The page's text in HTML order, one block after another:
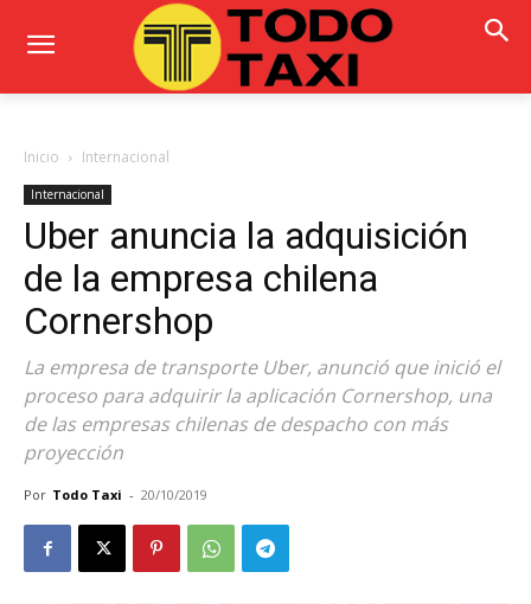
Inicio Internacional
Internacional
Uber anuncia la adquisición
de la empresa chilena
Cornershop
La empresa de transporte Uber, anunció que inició el
proceso para adquirir la aplicación Cornershop, una
de las empresas chilenas de despacho con más
proyección
Por Todo Taxi - 20/10/2019